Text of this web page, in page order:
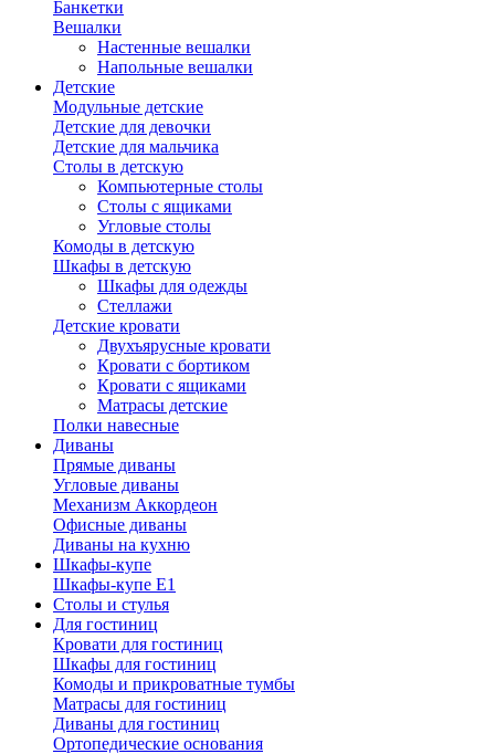
Банкетки
Вешалки
Настенные вешалки
Напольные вешалки
Детские
Модульные детские
Детские для девочки
Детские для мальчика
Столы в детскую
Компьютерные столы
Столы с ящиками
Угловые столы
Комоды в детскую
Шкафы в детскую
Шкафы для одежды
Стеллажи
Детские кровати
Двухъярусные кровати
Кровати с бортиком
Кровати с ящиками
Матрасы детские
Полки навесные
Диваны
Прямые диваны
Угловые диваны
Механизм Аккордеон
Офисные диваны
Диваны на кухню
Шкафы-купе
Шкафы-купе Е1
Столы и стулья
Для гостиниц
Кровати для гостиниц
Шкафы для гостиниц
Комоды и прикроватные тумбы
Матрасы для гостиниц
Диваны для гостиниц
Ортопедические основания